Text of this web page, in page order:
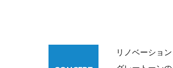
リノベーショ